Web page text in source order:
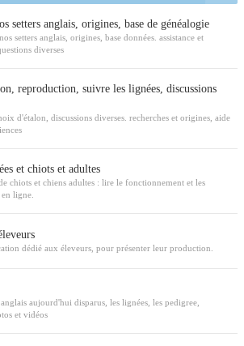
setters anglais, origines, base de généalogie
setters anglais, origines, base données. assistance et
diverses
reproduction, suivre les lignées, discussions
d'étalon, discussions diverses. recherches et origines, aide
et chiots et adultes
chiots et chiens adultes : lire le fonctionnement et les
ligne.
dédié aux éleveurs, pour présenter leur production.
aujourd'hui disparus, les lignées, les pedigree,
et vidéos